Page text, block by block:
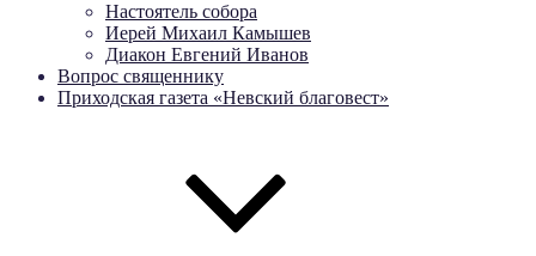
Настоятель собора
Иерей Михаил Камышев
Диакон Евгений Иванов
Вопрос священнику
Приходская газета «Невский благовест»